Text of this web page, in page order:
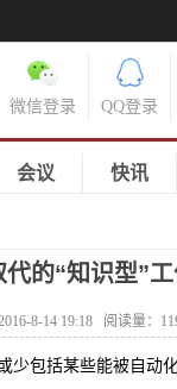
QQ登录
微信登录
会议 快讯
代的“知识型”
8-14 19:18 阅读量：
包括某些能被自动